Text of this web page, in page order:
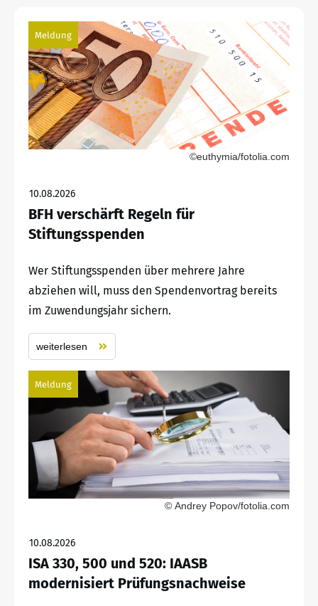
Meldung
©euthymia/fotolia.com
10.08.2026
BFH verschärft Regeln für
Stiftungsspenden
Wer Stiftungsspenden über mehrere Jahre
abziehen will, muss den Spendenvortrag bereits
im Zuwendungsjahr sichern.
weiterlesen
Meldung
© Andrey Popov/fotolia.com
10.08.2026
ISA 330, 500 und 520: IAASB
modernisiert Prüfungsnachweise